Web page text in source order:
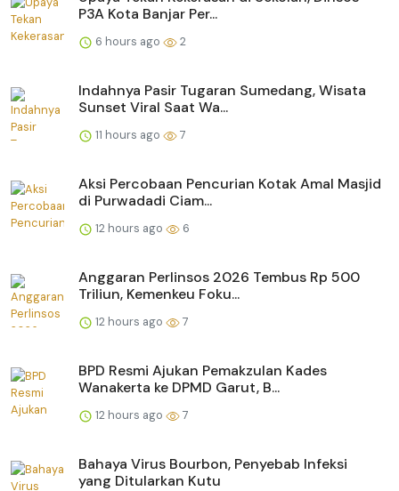
P3A Kota Banjar Per...
6 hours ago 2
Indahnya Pasir Tugaran Sumedang, Wisata
Sunset Viral Saat Wa...
11 hours ago 7
Aksi Percobaan Pencurian Kotak Amal Masjid
di Purwadadi Ciam...
12 hours ago 6
Anggaran Perlinsos 2026 Tembus Rp 500
Triliun, Kemenkeu Foku...
12 hours ago 7
BPD Resmi Ajukan Pemakzulan Kades
Wanakerta ke DPMD Garut, B...
12 hours ago 7
Bahaya Virus Bourbon, Penyebab Infeksi
yang Ditularkan Kutu